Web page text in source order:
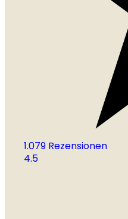
1.079 Rezensionen
4.5